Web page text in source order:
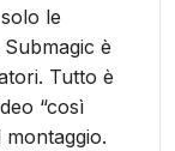
le
è
Tutto è
“così
montaggio.